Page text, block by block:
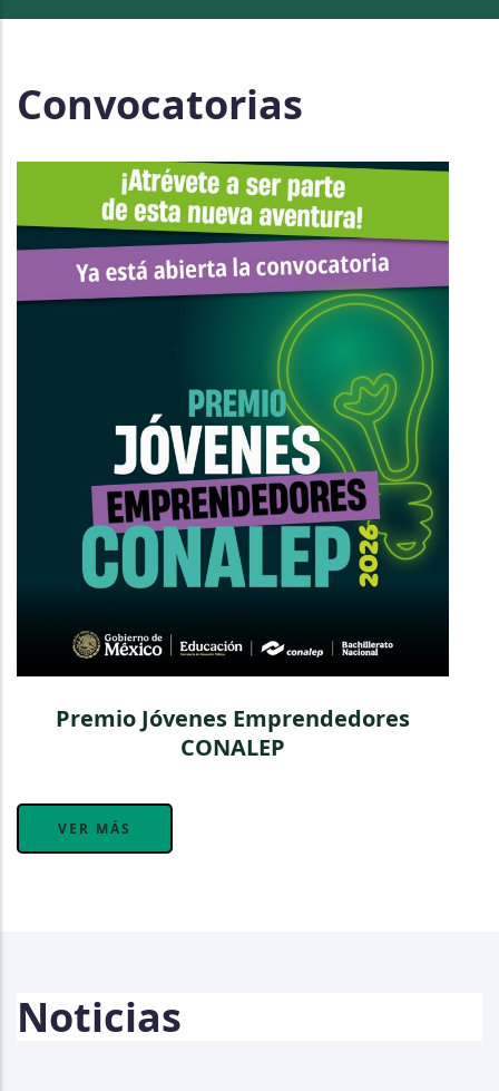
Convocatorias
Premio Jóvenes Emprendedores
CONALEP
VER MÁS
Noticias